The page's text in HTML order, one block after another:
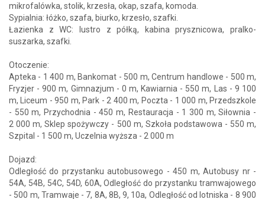
mikrofalówka, stolik, krzesła, okap, szafa, komoda.
Sypialnia: łóżko, szafa, biurko, krzesło, szafki.
Łazienka z WC: lustro z półką, kabina prysznicowa, pralko-
suszarka, szafki.
Otoczenie:
Apteka - 1 400 m, Bankomat - 500 m, Centrum handlowe - 500 m,
Fryzjer - 900 m, Gimnazjum - 0 m, Kawiarnia - 550 m, Las - 9 100
m, Liceum - 950 m, Park - 2 400 m, Poczta - 1 000 m, Przedszkole
- 550 m, Przychodnia - 450 m, Restauracja - 1 300 m, Siłownia -
2 000 m, Sklep spożywczy - 500 m, Szkoła podstawowa - 550 m,
Szpital - 1 500 m, Uczelnia wyższa - 2 000 m
Dojazd:
Odległość do przystanku autobusowego - 450 m, Autobusy nr -
54A, 54B, 54C, 54D, 60A, Odległość do przystanku tramwajowego
- 500 m, Tramwaje - 7, 8A, 8B, 9, 10a, Odległość od lotniska - 8 900